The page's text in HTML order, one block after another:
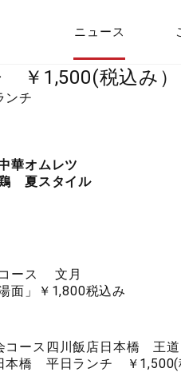
ニュース
1,500(税込み）
ンチ
華オムレツ
夏スタイル
ース 文月
面」￥1,800税込み
コース 四川飯店日本橋 王
本橋 平日ランチ ￥1,500(